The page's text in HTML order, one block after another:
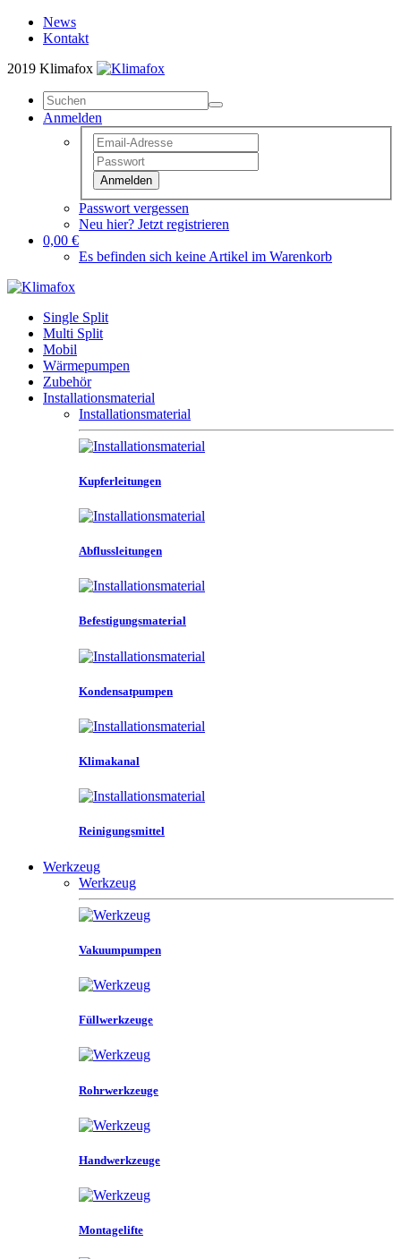
News
Kontakt
2019 Klimafox
Anmelden
Anmelden
Passwort vergessen
Neu hier? Jetzt registrieren
0,00 €
Es befinden sich keine Artikel im Warenkorb
Single Split
Multi Split
Mobil
Wärmepumpen
Zubehör
Installationsmaterial
Installationsmaterial
Kupferleitungen
Abflussleitungen
Befestigungsmaterial
Kondensatpumpen
Klimakanal
Reinigungsmittel
Werkzeug
Werkzeug
Vakuumpumpen
Füllwerkzeuge
Rohrwerkzeuge
Handwerkzeuge
Montagelifte